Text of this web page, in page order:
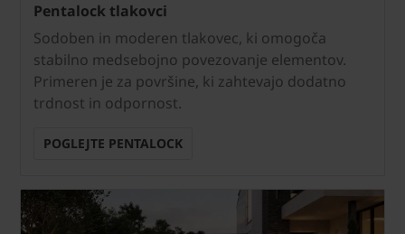
Pentalock tlakovci
Sodoben in moderen tlakovec, ki omogoča
stabilno medsebojno povezovanje elementov.
Primeren je za površine, ki zahtevajo dodatno
trdnost in odpornost.
POGLEJTE PENTALOCK